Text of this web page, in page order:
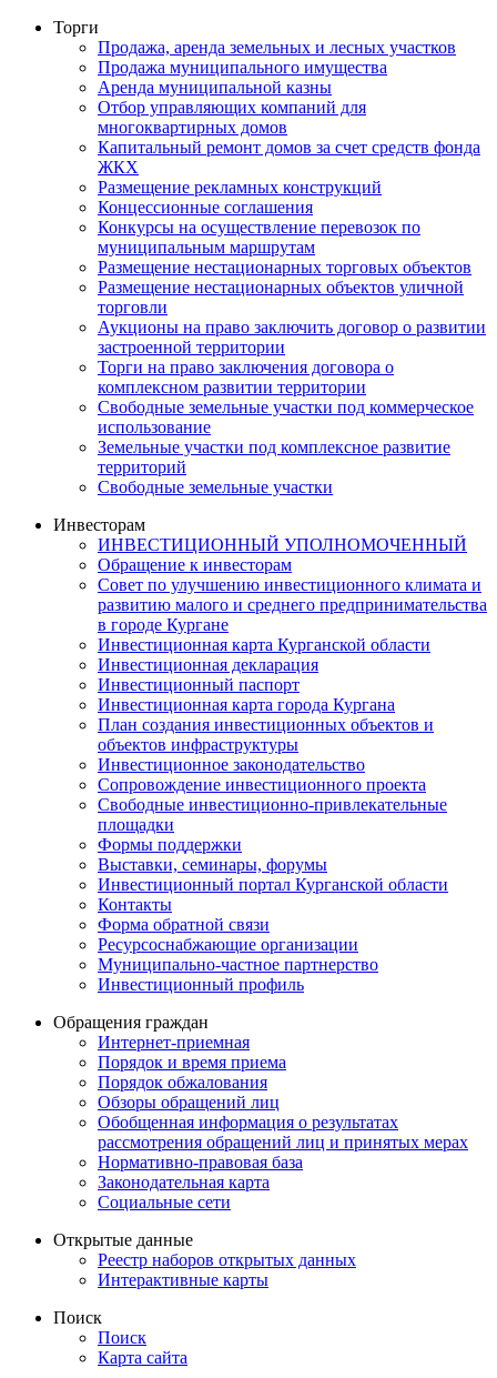
Торги
Продажа, аренда земельных и лесных участков
Продажа муниципального имущества
Аренда муниципальной казны
Отбор управляющих компаний для
многоквартирных домов
Капитальный ремонт домов за счет средств фонда
ЖКХ
Размещение рекламных конструкций
Концессионные соглашения
Конкурсы на осуществление перевозок по
муниципальным маршрутам
Размещение нестационарных торговых объектов
Размещение нестационарных объектов уличной
торговли
Аукционы на право заключить договор о развитии
застроенной территории
Торги на право заключения договора о
комплексном развитии территории
Свободные земельные участки под коммерческое
использование
Земельные участки под комплексное развитие
территорий
Свободные земельные участки
Инвесторам
ИНВЕСТИЦИОННЫЙ УПОЛНОМОЧЕННЫЙ
Обращение к инвесторам
Совет по улучшению инвестиционного климата и
развитию малого и среднего предпринимательства
в городе Кургане
Инвестиционная карта Курганской области
Инвестиционная декларация
Инвестиционный паспорт
Инвестиционная карта города Кургана
План создания инвестиционных объектов и
объектов инфраструктуры
Инвестиционное законодательство
Сопровождение инвестиционного проекта
Свободные инвестиционно-привлекательные
площадки
Формы поддержки
Выставки, семинары, форумы
Инвестиционный портал Курганской области
Контакты
Форма обратной связи
Ресурсоснабжающие организации
Муниципально-частное партнерство
Инвестиционный профиль
Обращения граждан
Интернет-приемная
Порядок и время приема
Порядок обжалования
Обзоры обращений лиц
Обобщенная информация о результатах
рассмотрения обращений лиц и принятых мерах
Нормативно-правовая база
Законодательная карта
Социальные сети
Открытые данные
Реестр наборов открытых данных
Интерактивные карты
Поиск
Поиск
Карта сайта